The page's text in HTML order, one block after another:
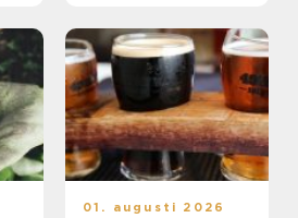
01. augusti 2026